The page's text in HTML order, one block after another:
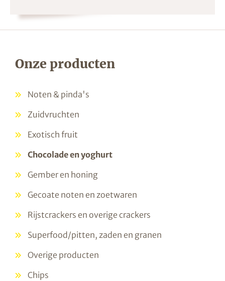
Onze producten
Noten & pinda's
Zuidvruchten
Exotisch fruit
Chocolade en yoghurt
Gember en honing
Gecoate noten en zoetwaren
Rijstcrackers en overige crackers
Superfood/pitten, zaden en granen
Overige producten
Chips